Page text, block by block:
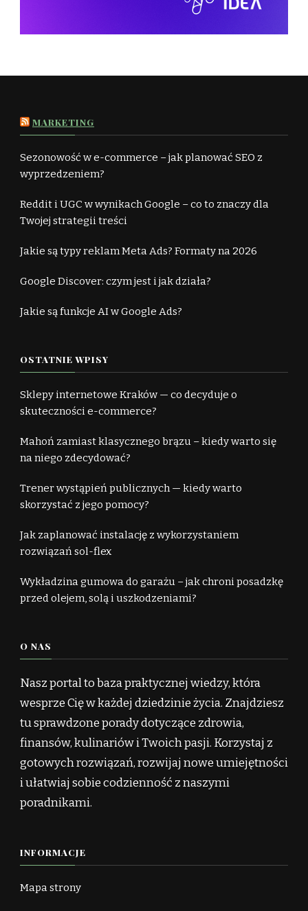
MARKETING
Sezonowość w e-commerce – jak planować SEO z
wyprzedzeniem?
Reddit i UGC w wynikach Google – co to znaczy dla
Twojej strategii treści
Jakie są typy reklam Meta Ads? Formaty na 2026
Google Discover: czym jest i jak działa?
Jakie są funkcje AI w Google Ads?
OSTATNIE WPISY
Sklepy internetowe Kraków — co decyduje o
skuteczności e-commerce?
Mahoń zamiast klasycznego brązu – kiedy warto się
na niego zdecydować?
Trener wystąpień publicznych — kiedy warto
skorzystać z jego pomocy?
Jak zaplanować instalację z wykorzystaniem
rozwiązań sol-flex
Wykładzina gumowa do garażu – jak chroni posadzkę
przed olejem, solą i uszkodzeniami?
O NAS
Nasz portal to baza praktycznej wiedzy, która
wesprze Cię w każdej dziedzinie życia. Znajdziesz
tu sprawdzone porady dotyczące zdrowia,
finansów, kulinariów i Twoich pasji. Korzystaj z
gotowych rozwiązań, rozwijaj nowe umiejętności
i ułatwiaj sobie codzienność z naszymi
poradnikami.
INFORMACJE
Mapa strony